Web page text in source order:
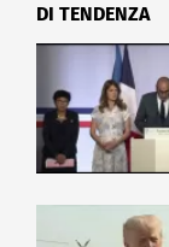
DI TENDENZA